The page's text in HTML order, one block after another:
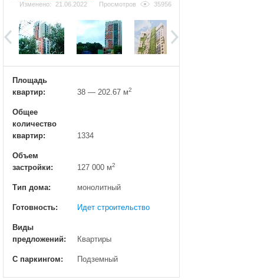
Изменено:
21.06.2022 Просмотров 35956
Площадь
квартир:
38 — 202.67 м2
Общее
количество
квартир:
1334
Объем
застройки:
127 000 м2
Тип дома: монолитный
Готовность: Идет строительство
Виды
предложений:
Квартиры
С паркингом: Подземный